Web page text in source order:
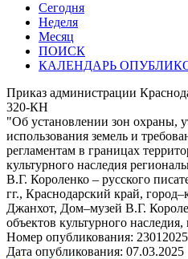
Сегодня
Неделя
Месяц
ПОИСК
КАЛЕНДАРЬ
Приказ администрации
320-КН
"Об установлении зон охраны,
использования земель и
регламентам в границах
культурного наследия
В.Г. Короленко – русского
гг., Краснодарский край,
Джанхот, Дом–музей В.Г.
объектов культурного
Номер опубликования:
Дата опубликования: 07.03.2025